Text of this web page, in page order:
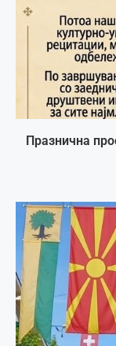
Празнична